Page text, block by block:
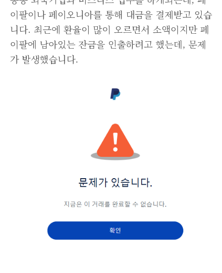
이팔이나 페이오니아를 통해 대금을 결제받고 있습
니다. 최근에 환율이 많이 오르면서 소액이지만 페
이팔에 남아있는 잔금을 인출하려고 했는데, 문제
가 발생했습니다.